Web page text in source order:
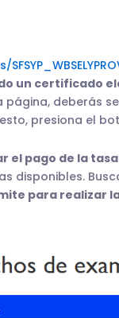
un certificado
página, deberás
presiona el
el pago de la
para realizar